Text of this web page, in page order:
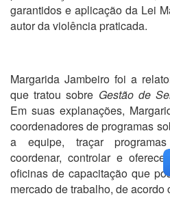
garantidos e aplicação da Lei
autor da violência praticada.
Margarida Jambeiro foi a
que tratou sobre Gestão de
Em suas explanações,
coordenadores de programas
a equipe, traçar
coordenar, controlar e
oficinas de capacitação que
mercado de trabalho, de